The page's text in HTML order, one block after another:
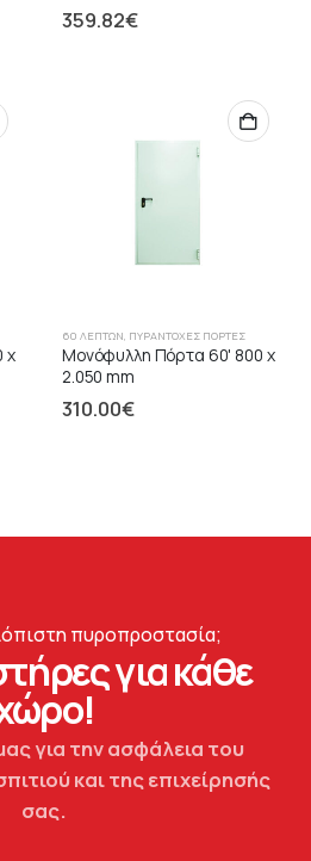
359.82€
x
60 ΛΕΠΤΏΝ, ΠΥΡΆΝΤΟΧΕΣ ΠΌΡΤΕΣ
Μονόφυλλη Πόρτα 60' 800 x
2.050 mm
310.00€
πυροπροστασία;
για κάθε
για την ασφάλεια του
και της επιχείρησής
σας.